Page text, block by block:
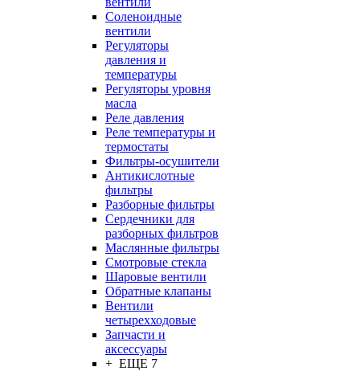
Соленоидные
вентили
Регуляторы
давления и
температуры
Регуляторы уровня
масла
Реле давления
Реле температуры и
термостаты
Фильтры-осушители
Антикислотные
фильтры
Разборные фильтры
Сердечники для
разборных фильтров
Маслянные фильтры
Смотровые стекла
Шаровые вентили
Обратные клапаны
Вентили
четырехходовые
Запчасти и
аксессуары
+ ЕЩЕ 7